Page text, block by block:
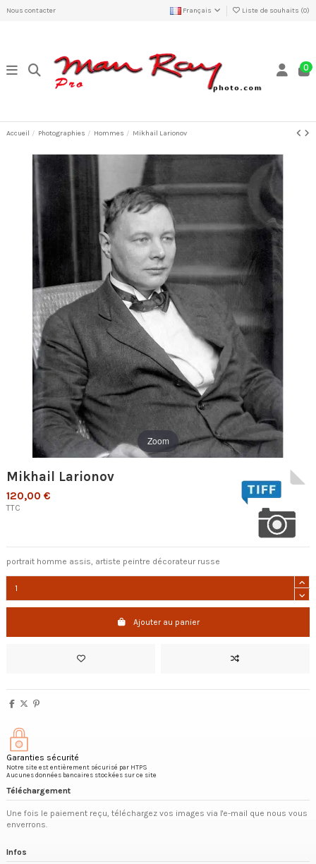
Nous contacter Français Liste de souhaits (0)
0
Accueil Photographies Hommes Mikhail Larionov
Zoom
Mikhail Larionov
120,00 €
TTC
portrait homme assis, artiste peintre décorateur russe
Ajouter au panier
Garanties sécurité
Notre site est entièrement sécurisé par HTPS
Aucunes données bancaires stockées sur ce site
Téléchargement
Une fois le paiement reçu, téléchargez vos images via l'e-mail que nous vous
enverrons.
Infos